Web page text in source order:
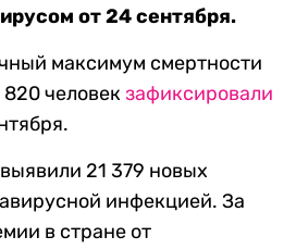
от 24 сентября.
максимум смертности
человекзафиксировали
21 379 новых
инфекцией. За
в стране от